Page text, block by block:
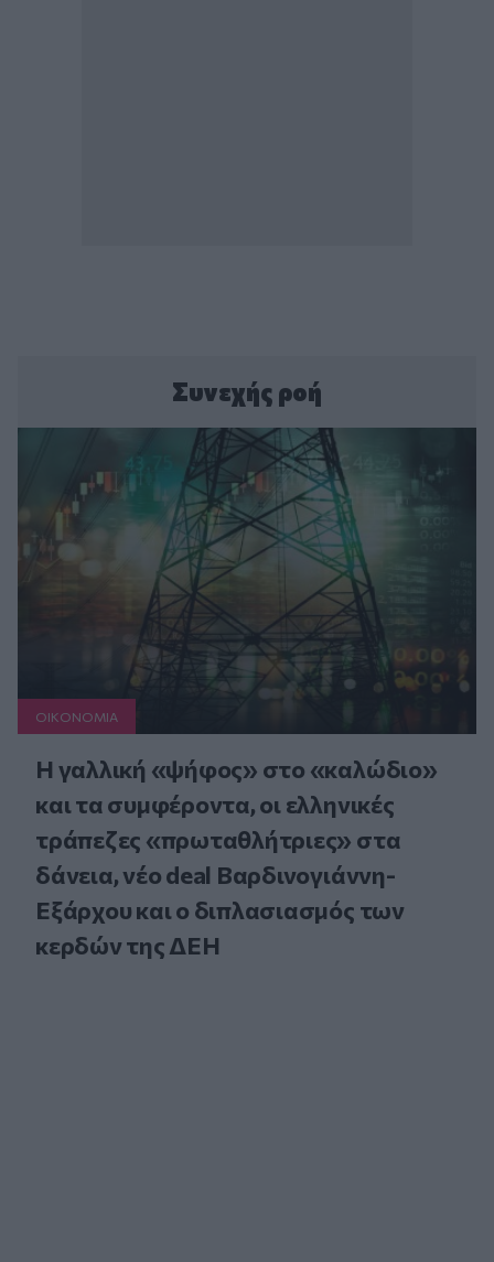
Συνεχής ροή
ΟΙΚΟΝΟΜΙΑ
Η γαλλική «ψήφος» στο «καλώδιο»
και τα συμφέροντα, οι ελληνικές
τράπεζες «πρωταθλήτριες» στα
δάνεια, νέο deal Βαρδινογιάννη-
Εξάρχου και ο διπλασιασμός των
κερδών της ΔΕΗ